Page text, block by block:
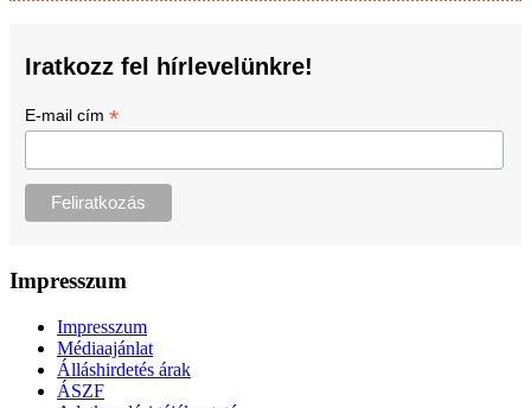
Iratkozz fel hírlevelünkre!
E-mail cím *
Impresszum
Impresszum
Médiaajánlat
Álláshirdetés árak
ÁSZF